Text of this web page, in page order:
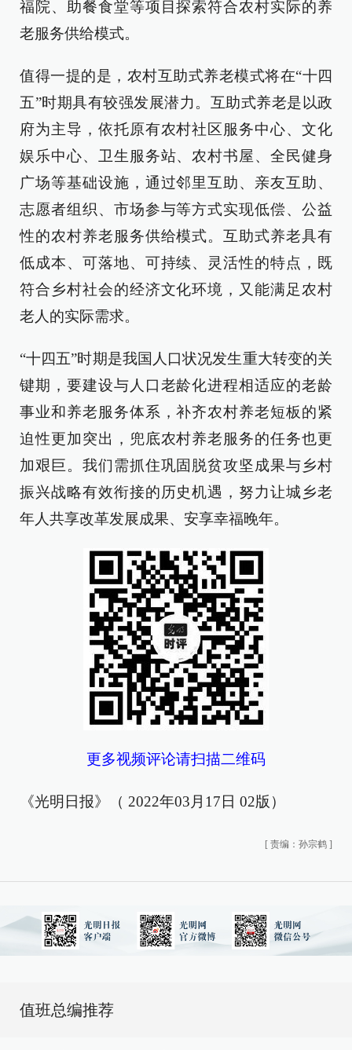
福院、助餐食堂等项目探索符合农村实际的养
老服务供给模式。
值得一提的是，农村互助式养老模式将在“十四
五”时期具有较强发展潜力。互助式养老是以政
府为主导，依托原有农村社区服务中心、文化
娱乐中心、卫生服务站、农村书屋、全民健身
广场等基础设施，通过邻里互助、亲友互助、
志愿者组织、市场参与等方式实现低偿、公益
性的农村养老服务供给模式。互助式养老具有
低成本、可落地、可持续、灵活性的特点，既
符合乡村社会的经济文化环境，又能满足农村
老人的实际需求。
“十四五”时期是我国人口状况发生重大转变的关
键期，要建设与人口老龄化进程相适应的老龄
事业和养老服务体系，补齐农村养老短板的紧
迫性更加突出，兜底农村养老服务的任务也更
加艰巨。我们需抓住巩固脱贫攻坚成果与乡村
振兴战略有效衔接的历史机遇，努力让城乡老
年人共享改革发展成果、安享幸福晚年。
更多视频评论请扫描二维码
《光明日报》（ 2022年03月17日 02版）
[ 责编：孙宗鹤 ]
值班总编推荐